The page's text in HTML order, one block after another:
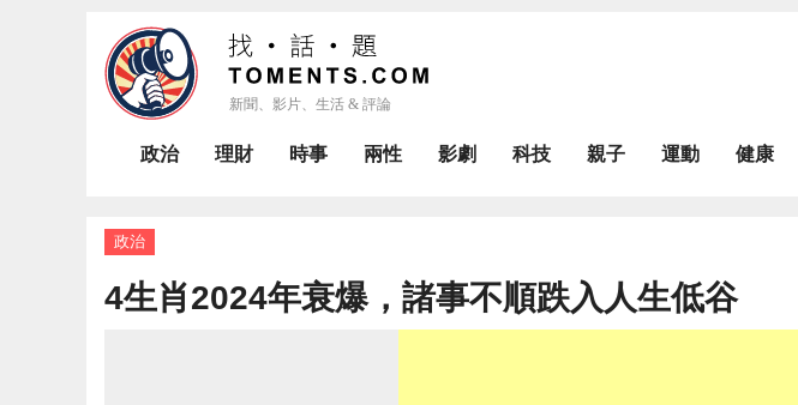
政治 理財 時事 兩性 影劇 科技 親子 運動 健康
政治
4生肖2024年衰爆，諸事不順跌入人生低谷